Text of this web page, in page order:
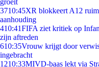
groeit
3710:45XR blokkeert A12
aanhouding
410:41FIFA ziet kritiek op
zijn aftreden
610:35Vrouw krijgt door
ingebracht
1210:33MIVD-baas lekt via